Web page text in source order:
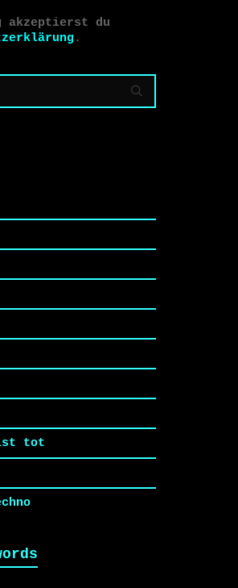
akzeptierst du
.
ist tot